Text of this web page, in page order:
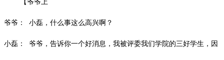
【爷爷上
爷爷： 小磊，什么事这么高兴啊？
小磊： 爷爷，告诉你一个好消息，我被评委我们学院的三好学生，因